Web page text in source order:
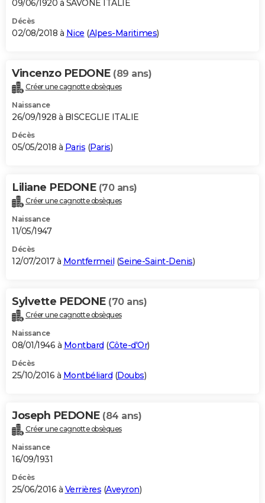
09/06/1920 à SAVONE ITALIE
Décès
02/08/2018 à Nice (Alpes-Maritimes)
Vincenzo PEDONE (89 ans)
Créer une cagnotte obsèques
Naissance
26/09/1928 à BISCEGLIE ITALIE
Décès
05/05/2018 à Paris (Paris)
Liliane PEDONE (70 ans)
Créer une cagnotte obsèques
Naissance
11/05/1947
Décès
12/07/2017 à Montfermeil (Seine-Saint-Denis)
Sylvette PEDONE (70 ans)
Créer une cagnotte obsèques
Naissance
08/01/1946 à Montbard (Côte-d'Or)
Décès
25/10/2016 à Montbéliard (Doubs)
Joseph PEDONE (84 ans)
Créer une cagnotte obsèques
Naissance
16/09/1931
Décès
25/06/2016 à Verrières (Aveyron)